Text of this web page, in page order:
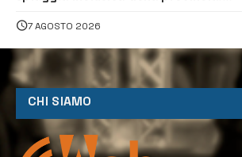
tutti
7 AGOSTO 2026
CHI SIAMO